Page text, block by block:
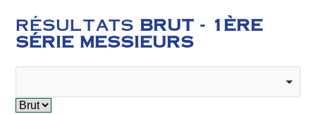
RÉSULTATS BRUT - 1ÈRE
SÉRIE MESSIEURS